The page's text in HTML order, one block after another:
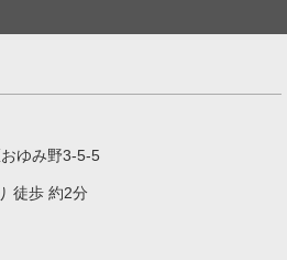
ゆみ野3-5-5
徒歩 約2分